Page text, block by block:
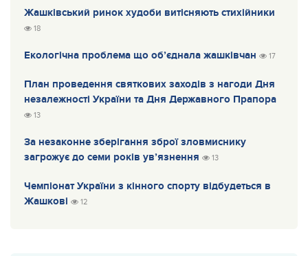
Жашківський ринок худоби витісняють стихійники
18
Екологічна проблема що об’єднала жашківчан 17
План проведення святкових заходів з нагоди Дня
незалежності України та Дня Державного Прапора
13
За незаконне зберігання зброї зловмиснику
загрожує до семи років ув’язнення
13
Чемпіонат України з кінного спорту відбудеться в
Жашкові
12